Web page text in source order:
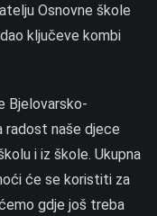
Osnovne škole
ključeve kombi
Bjelovarsko-
radost naše djece
i iz škole. Ukupna
će se koristiti za
gdje još treba